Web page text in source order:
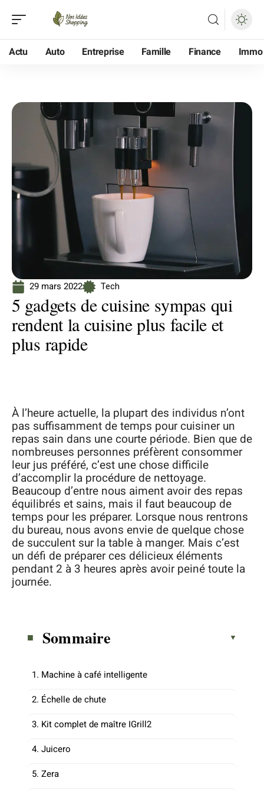
Actu Auto Entreprise Famille Finance Immo
29 mars 2022 Tech
5 gadgets de cuisine sympas qui
rendent la cuisine plus facile et
plus rapide
À l’heure actuelle, la plupart des individus n’ont
pas suffisamment de temps pour cuisiner un
repas sain dans une courte période. Bien que de
nombreuses personnes préfèrent consommer
leur jus préféré, c’est une chose difficile
d’accomplir la procédure de nettoyage.
Beaucoup d’entre nous aiment avoir des repas
équilibrés et sains, mais il faut beaucoup de
temps pour les préparer. Lorsque nous rentrons
du bureau, nous avons envie de quelque chose
de succulent sur la table à manger. Mais c’est
un défi de préparer ces délicieux éléments
pendant 2 à 3 heures après avoir peiné toute la
journée.
Sommaire
1. Machine à café intelligente
2. Échelle de chute
3. Kit complet de maître IGrill2
4. Juicero
5. Zera